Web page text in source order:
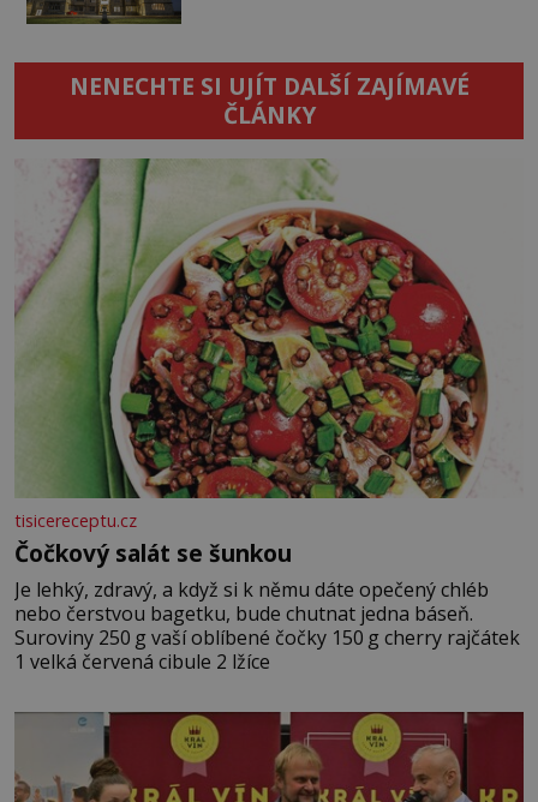
NENECHTE SI UJÍT DALŠÍ ZAJÍMAVÉ
ČLÁNKY
tisicereceptu.cz
Čočkový salát se šunkou
Je lehký, zdravý, a když si k němu dáte opečený chléb
nebo čerstvou bagetku, bude chutnat jedna báseň.
Suroviny 250 g vaší oblíbené čočky 150 g cherry rajčátek
1 velká červená cibule 2 lžíce